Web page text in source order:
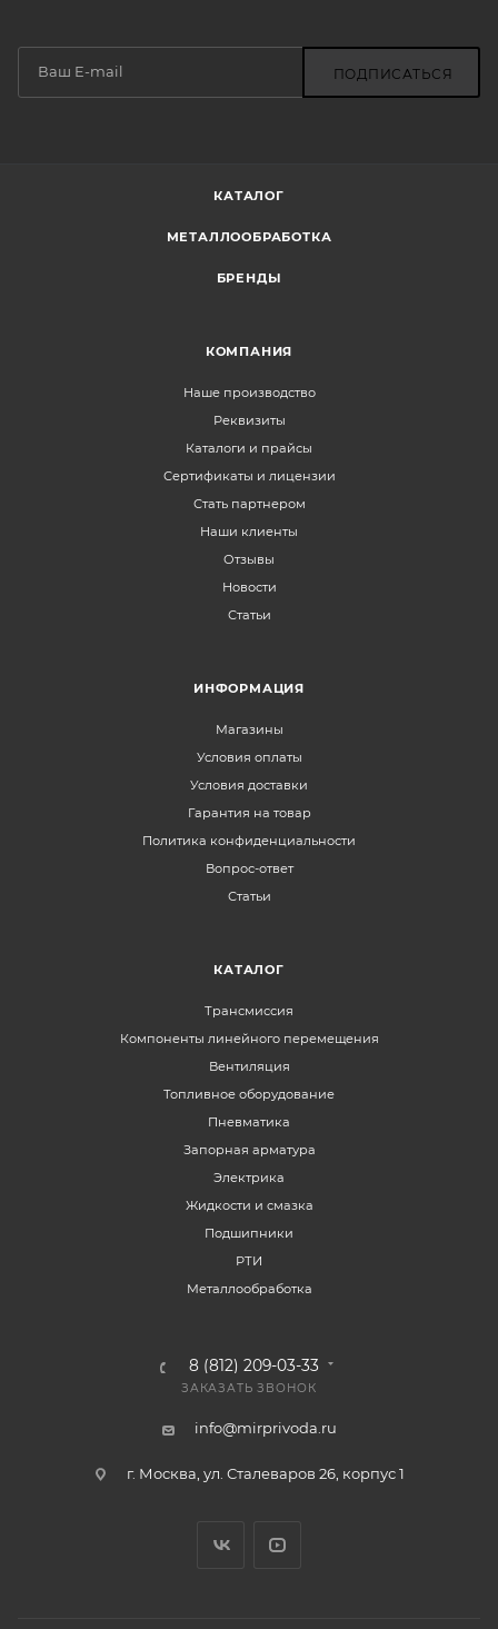
ПОДПИСАТЬСЯ
КАТАЛОГ
МЕТАЛЛООБРАБОТКА
БРЕНДЫ
КОМПАНИЯ
Наше производство
Реквизиты
Каталоги и прайсы
Сертификаты и лицензии
Стать партнером
Наши клиенты
Отзывы
Новости
Статьи
ИНФОРМАЦИЯ
Магазины
Условия оплаты
Условия доставки
Гарантия на товар
Политика конфиденциальности
Вопрос-ответ
Статьи
КАТАЛОГ
Трансмиссия
Компоненты линейного перемещения
Вентиляция
Топливное оборудование
Пневматика
Запорная арматура
Электрика
Жидкости и смазка
Подшипники
РТИ
Металлообработка
8 (812) 209-03-33
ЗАКАЗАТЬ ЗВОНОК
info@mirprivoda.ru
г. Москва, ул. Сталеваров 26, корпус 1